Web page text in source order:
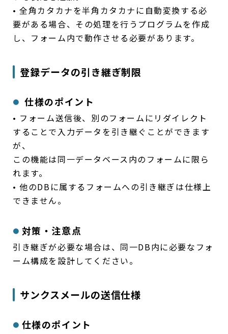
• 全角カタカナを半角カタカナに自動変換する必
要がある場合、その処理を行うプログラムを作成
し、フォーム内で動作させる必要があります。
登録データの引き継ぎ制限
仕様のポイント
• フォーム送信後、別のフォームにリダイレクト
することで入力データを引き継ぐことができます
が、
この機能は同一データベース内のフォームに限ら
れます。
• 他のDBに属するフォームへの引き継ぎは仕様上
できません。
対策・注意点
引き継ぎが必要な場合は、同一DB内に必要なフォ
ーム構成を設計してください。
サンクスメールの送信仕様
仕様のポイント